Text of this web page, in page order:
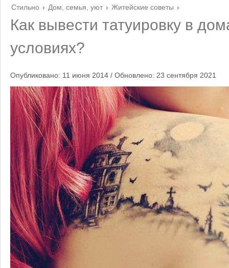
Стильно › Дом, семья, уют › Житейские советы ›
Как вывести татуировку в
условиях?
Опубликовано: 11 июня 2014 / Обновлено: 23 сентября 2021